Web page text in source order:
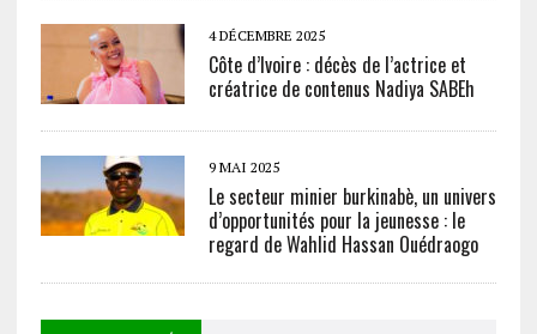
4 DÉCEMBRE 2025
Côte d’Ivoire : décès de l’actrice et
créatrice de contenus Nadiya SABEh
9 MAI 2025
Le secteur minier burkinabè, un univers
d’opportunités pour la jeunesse : le
regard de Wahlid Hassan Ouédraogo